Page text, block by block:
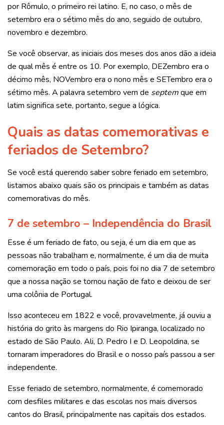
por Rômulo, o primeiro rei latino. E, no caso, o mês de
setembro era o sétimo mês do ano, seguido de outubro,
novembro e dezembro.
Se você observar, as iniciais dos meses dos anos dão a ideia
de qual mês é entre os 10. Por exemplo, DEZembro era o
décimo mês, NOVembro era o nono mês e SETembro era o
sétimo mês. A palavra setembro vem de septemque em
latim significa sete, portanto, segue a lógica.
Quais as datas comemorativas e
feriados de Setembro?
Se você está querendo saber sobre feriado em setembro,
listamos abaixo quais são os principais e também as datas
comemorativas do mês.
7 de setembro – Independência do Brasil
Esse é um feriado de fato, ou seja, é um dia em que as
pessoas não trabalham e, normalmente, é um dia de muita
comemoração em todo o país, pois foi no dia 7 de setembro
que a nossa nação se tornou nação de fato e deixou de ser
uma colônia de Portugal.
Isso aconteceu em 1822 e você, provavelmente, já ouviu a
história do grito às margens do Rio Ipiranga, localizado no
estado de São Paulo. Ali, D. Pedro I e D. Leopoldina, se
tornaram imperadores do Brasil e o nosso país passou a ser
independente.
Esse feriado de setembro, normalmente, é comemorado
com desfiles militares e das escolas nos mais diversos
cantos do Brasil, principalmente nas capitais dos estados.